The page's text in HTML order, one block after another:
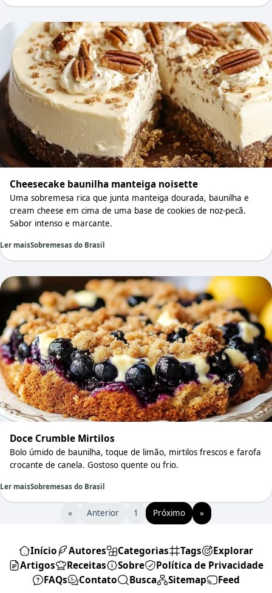
Cheesecake baunilha manteiga noisette
Uma sobremesa rica que junta manteiga dourada, baunilha e
cream cheese em cima de uma base de cookies de noz-pecã.
Sabor intenso e marcante.
Ler maisSobremesas do Brasil
Doce Crumble Mirtilos
Bolo úmido de baunilha, toque de limão, mirtilos frescos e farofa
crocante de canela. Gostoso quente ou frio.
Ler maisSobremesas do Brasil
« Anterior 1 Próximo »
Início Autores Categorias Tags
Explorar
Artigos
Receitas Sobre
Política de Privacidade
FAQs
Contato Busca Sitemap Feed